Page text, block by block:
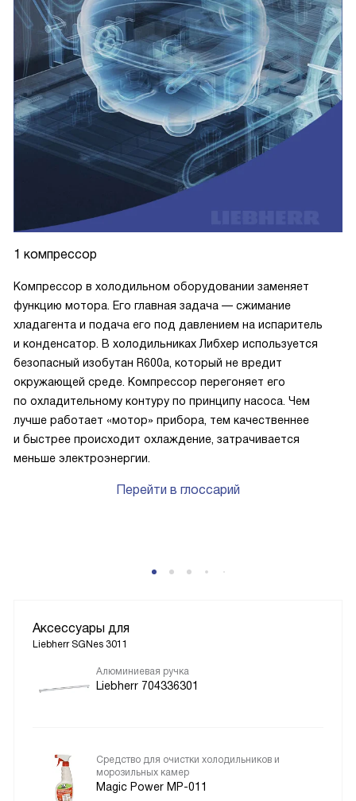
1 компрессор
Компрессор в холодильном оборудовании заменяет
функцию мотора. Его главная задача — сжимание
хладагента и подача его под давлением на испаритель
и конденсатор. В холодильниках Либхер используется
безопасный изобутан R600a, который не вредит
окружающей среде. Компрессор перегоняет его
по охладительному контуру по принципу насоса. Чем
лучше работает «мотор» прибора, тем качественнее
и быстрее происходит охлаждение, затрачивается
меньше электроэнергии.
Перейти в глоссарий
Аксессуары для
Liebherr SGNes 3011
Алюминиевая ручка
Liebherr 704336301
Средство для очистки холодильников и
морозильных камер
Magic Power MP-011